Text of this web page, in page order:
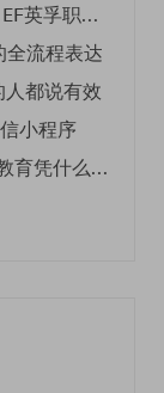
职场沟通秘籍：如何与领导高效对话 | EF英孚职场指南
流程表达
都说有效
小程序
探寻成人英语口语线上课程：EF 英孚教育凭什么领航